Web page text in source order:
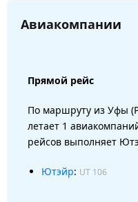
Авиакомпании
Прямой рейс
По маршруту из Уфы
летает 1
рейсов выполняет
Ютэйр: UT 106